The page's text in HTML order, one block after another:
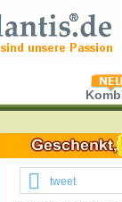
tweet